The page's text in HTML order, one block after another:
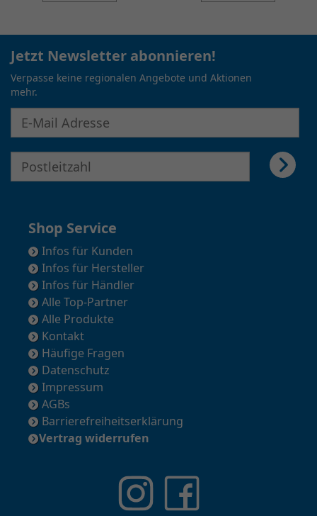
Jetzt Newsletter abonnieren!
Verpasse keine regionalen Angebote und Aktionen
mehr.
Shop Service
Infos für Kunden
Infos für Hersteller
Infos für Händler
Alle Top-Partner
Alle Produkte
Kontakt
Häufige Fragen
Datenschutz
Impressum
AGBs
Barrierefreiheitserklärung
Vertrag widerrufen